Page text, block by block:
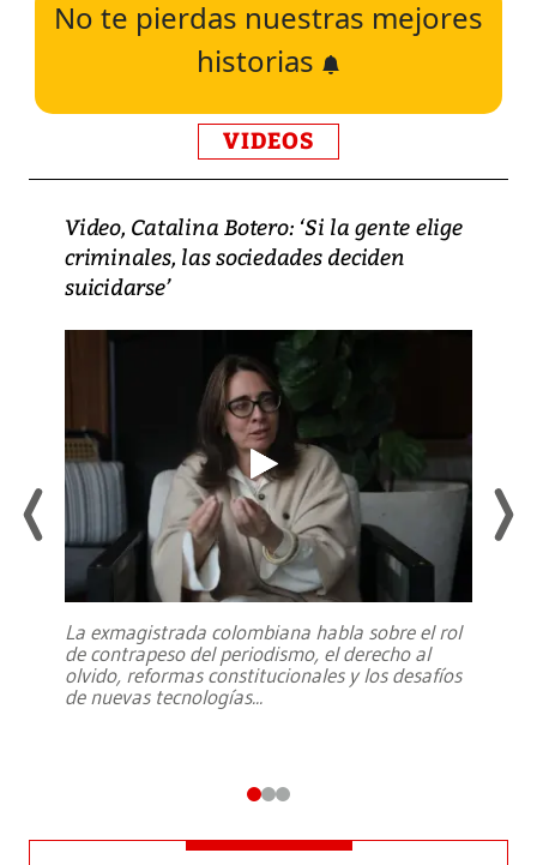
No te pierdas nuestras mejores
historias
VIDEOS
Video, Catalina Botero: ‘Si la gente elige
criminales, las sociedades deciden
suicidarse’
La exmagistrada colombiana habla sobre el rol
de contrapeso del periodismo, el derecho al
olvido, reformas constitucionales y los desafíos
de nuevas tecnologías...